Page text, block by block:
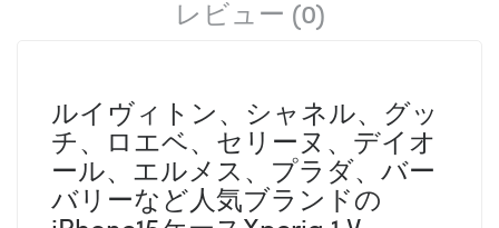
レビュー (0)
ルイヴィトン、シャネル、グッ
チ、ロエベ、セリーヌ、デイオ
ール、エルメス、プラダ、バー
バリーなど人気ブランドの